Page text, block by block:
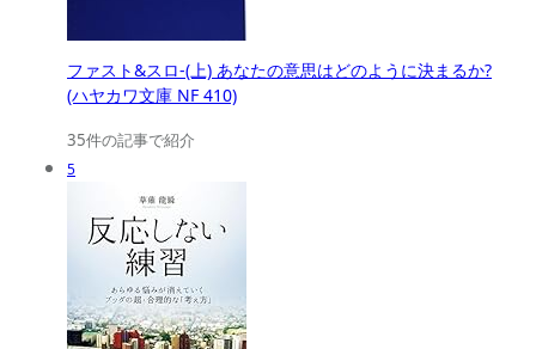
ファスト&スロ-(上) あなたの意思はどのように決まるか?
(ハヤカワ文庫 NF 410)
35件の記事で紹介
5